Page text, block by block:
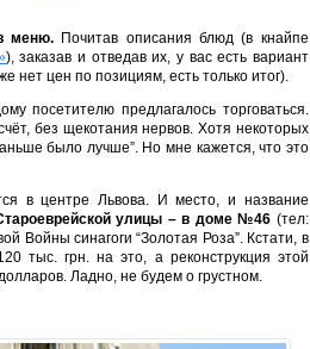
меню. Почитав описания блюд (в кнайпе
), заказав и отведав их, у вас есть вариант
нет цен по позициям, есть только итог).
посетителю предлагалось торговаться.
без щекотания нервов. Хотя некоторых
было лучше”. Но мне кажется, что это
в центре Львова. И место, и название
улицы – в доме №46 (тел:
Войны синагоги “Золотая Роза”. Кстати, в
тыс. грн. на это, а реконструкция этой
Ладно, не будем о грустном.